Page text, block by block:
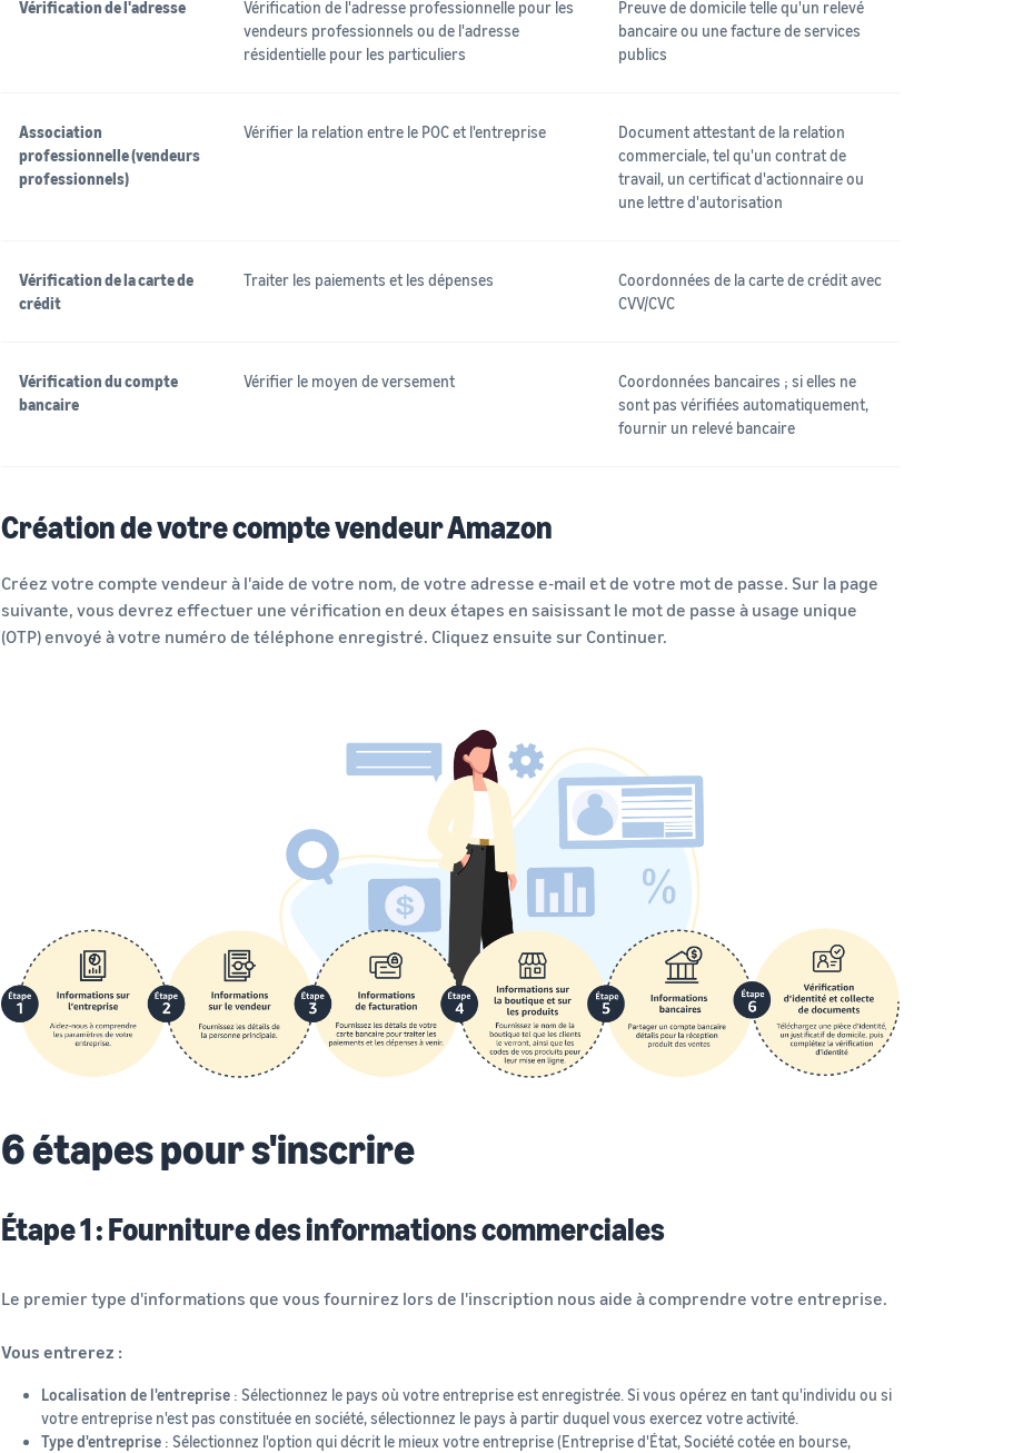
Vérification de l'adresse
Vérification de l'adresse professionnelle pour les
vendeurs professionnels ou de l'adresse
résidentielle pour les particuliers
Preuve de domicile telle qu'un relevé
bancaire ou une facture de services
publics
Association
professionnelle (vendeurs
professionnels)
Vérifier la relation entre le POC et l'entreprise
Document attestant de la relation
commerciale, tel qu'un contrat de
travail, un certificat d'actionnaire ou
une lettre d'autorisation
Vérification de la carte de
crédit
Traiter les paiements et les dépenses
Coordonnées de la carte de crédit avec
CVV/CVC
Vérification du compte
bancaire
Vérifier le moyen de versement
Coordonnées bancaires ; si elles ne
sont pas vérifiées automatiquement,
fournir un relevé bancaire
Création de votre compte vendeur Amazon
Créez votre compte vendeur à l'aide de votre nom, de votre adresse e-mail et de votre mot de passe. Sur la page
suivante, vous devrez effectuer une vérification en deux étapes en saisissant le mot de passe à usage unique
(OTP) envoyé à votre numéro de téléphone enregistré. Cliquez ensuite sur Continuer.
6 étapes pour s'inscrire
Étape 1 : Fourniture des informations commerciales
Le premier type d'informations que vous fournirez lors de l'inscription nous aide à comprendre votre entreprise.
Vous entrerez :
Localisation de l'entreprise : Sélectionnez le pays où votre entreprise est enregistrée. Si vous opérez en tant qu'individu ou si
votre entreprise n'est pas constituée en société, sélectionnez le pays à partir duquel vous exercez votre activité.
Type d'entreprise : Sélectionnez l'option qui décrit le mieux votre entreprise (Entreprise d'État, Société cotée en bourse,